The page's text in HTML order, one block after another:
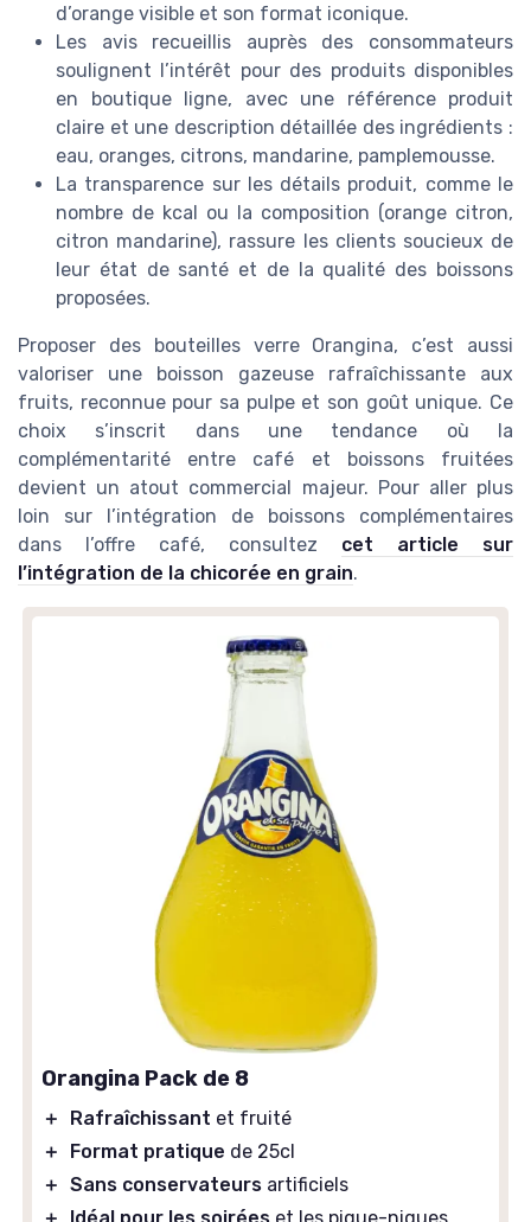
d’orange visible et son format iconique.
Les avis recueillis auprès des consommateurs
soulignent l’intérêt pour des produits disponibles
en boutique ligne, avec une référence produit
claire et une description détaillée des ingrédients :
eau, oranges, citrons, mandarine, pamplemousse.
La transparence sur les détails produit, comme le
nombre de kcal ou la composition (orange citron,
citron mandarine), rassure les clients soucieux de
leur état de santé et de la qualité des boissons
proposées.
Proposer des bouteilles verre Orangina, c’est aussi
valoriser une boisson gazeuse rafraîchissante aux
fruits, reconnue pour sa pulpe et son goût unique. Ce
choix s’inscrit dans une tendance où la
complémentarité entre café et boissons fruitées
devient un atout commercial majeur. Pour aller plus
loin sur l’intégration de boissons complémentaires
dans l’offre café, consultez cet article sur
l’intégration de la chicorée en grain.
Orangina Pack de 8
＋ Rafraîchissant et fruité
＋
Format pratique de 25cl
＋ Sans conservateurs artificiels